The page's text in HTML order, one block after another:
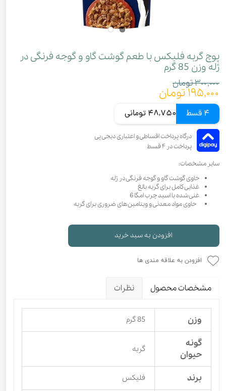
پوچ گربه فلیکس با طعم گوشت گاو و گوجه فرنگی در
ژله وزن 85 گرم
۳۰۰,۰۰۰ تومان
۱۹۵,۰۰۰ تومان
4 قسط 48,750 تومانی
سایر مشخصات:
حاوی گوشت گاو و گوجه فرنگی در ژله
غذایی کامل برای گربه بالغ
غنی شده با اسید چرب امگا 6
حاوی مواد معدنی و ویتامین‌های ضروری برای گربه
افزودن به سبد خرید
افزودن به علاقه مندی ها
مشخصات محصول نظرات
وزن 85 گرم
گونه
حیوان
گربه
برند فلیکس